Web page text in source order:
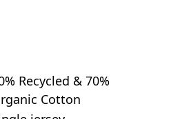
Recycled & 70%
Cotton